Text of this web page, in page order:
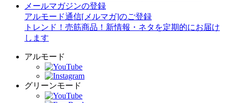
メールマガジンの登録
アルモード通信[メルマガ]のご登録
トレンド！売筋商品！新情報・ネタを定期的にお届け
します
アルモード
グリーンモード